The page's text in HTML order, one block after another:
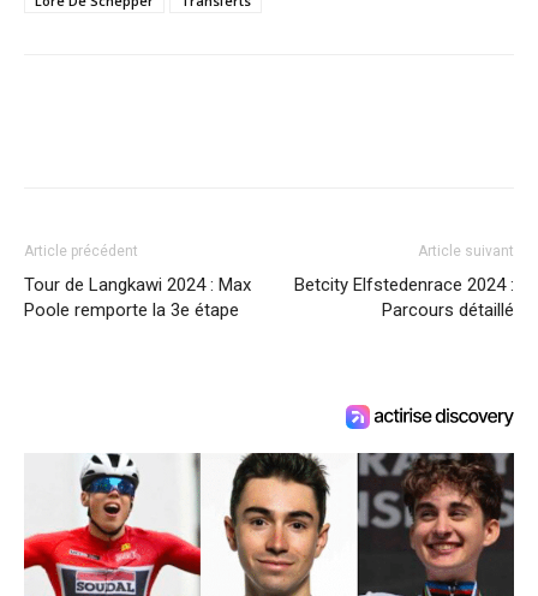
Article précédent
Tour de Langkawi 2024 : Max
Poole remporte la 3e étape
Article suivant
Betcity Elfstedenrace 2024 :
Parcours détaillé